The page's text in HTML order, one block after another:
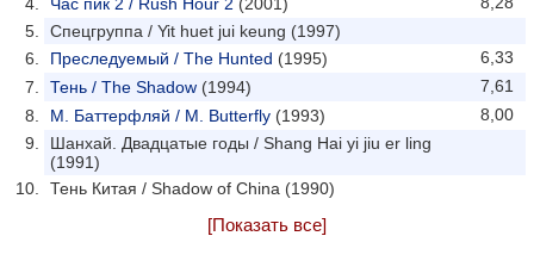
Спецгруппа / Yit huet jui keung (1997)
6,33
Преследуемый / The Hunted (1995)
7,61
Тень / The Shadow (1994)
8,00
М. Баттерфляй / M. Butterfly (1993)
Шанхай. Двадцатые годы / Shang Hai yi jiu er ling
(1991)
Тень Китая / Shadow of China (1990)
[Показать все]